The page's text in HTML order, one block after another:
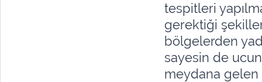
tespitleri
gerektiği
bölgelerden
sayesin de
meydana gelen